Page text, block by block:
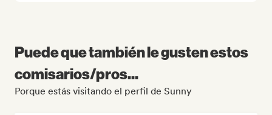
Puede que también le gusten estos
comisarios/pros...
Porque estás visitando el perfil de Sunny